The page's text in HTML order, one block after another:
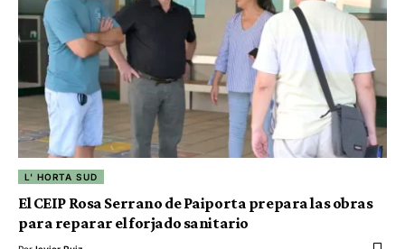
L' HORTA SUD
El CEIP Rosa Serrano de Paiporta prepara las obras
para reparar el forjado sanitario